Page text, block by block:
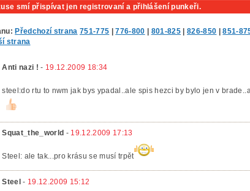
smí přispívat jen registrovaní a přihlášení punkeři.
Předchozí strana 751-775 |776-800 801-825 |826-850 |851-
strana
Anti nazi ! - 19.12.2009 18:34
steel:do rtu to nwm jak bys ypadal..ale spis hezci by bylo jen v
Squat_the_world - 19.12.2009 17:13
Steel: ale tak...pro krásu se musí trpět
Steel - 19.12.2009 15:12